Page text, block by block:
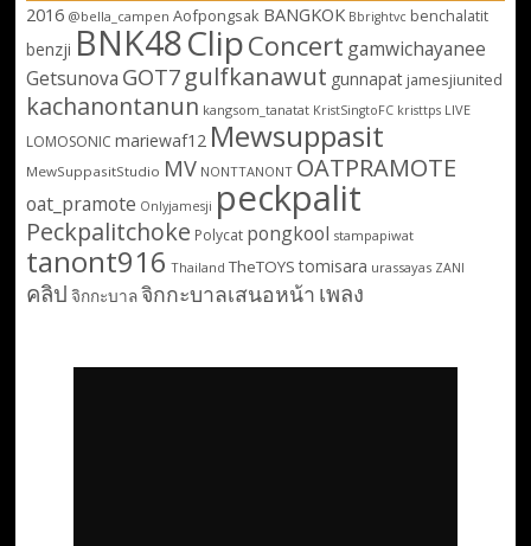
2016 @bella_campen Aofpongsak BANGKOK Bbrightvc benchalatit
benzji BNK48ClipConcert gamwichayanee
Getsunova GOT7 gulfkanawut gunnapat jamesjiunited
kachanontanun kangsom_tanatat KristSingtoFC kristtps LIVE
LOMOSONIC mariewaf12 Mewsuppasit
MewSuppasitStudio MV NONTTANONT OATPRAMOTE
oat_pramote Onlyjamesji peckpalit
Peckpalitchoke Polycat pongkool stampapiwat
tanont916 Thailand TheTOYS tomisara urassayas ZANI
คลิป จิกกะบาลจิกกะบาลเสนอหน้า เพลง